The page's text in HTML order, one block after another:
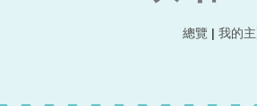
總覽 | 我的